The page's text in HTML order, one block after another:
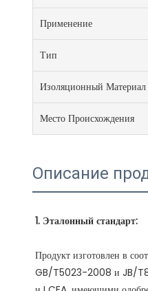
Применение
Тип
Изоляционный Материал
Место Происхождения
Описание
Продукт изготовлен в
GB/T5023-2008 и JB/